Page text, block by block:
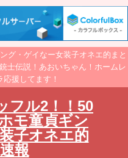
グ・ゲイなー女装子オネエ的まと
士伝説！あおいちゃん！ホームレ
援してます！
フル2！！50
モ童貞ギン
子オネエ的
報